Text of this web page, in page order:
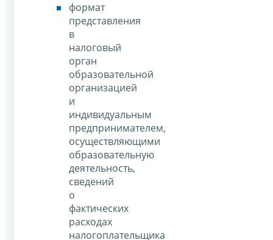
формат
представления
в
налоговый
орган
образовательной
организацией
и
индивидуальным
предпринимателем,
осуществляющими
образовательную
деятельность,
сведений
о
фактических
расходах
налогоплательщика